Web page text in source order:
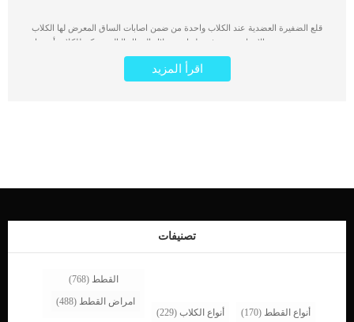
قلع الضفيرة العضدية عند الكلاب واحدة من ضمن اصابات الساق المعرض لها الكلاب
نتيجة مجموعة من الاسباب سنتعرف عليها من خلال المقال التالى. يمكن للكلاب أن تواجه
مشكلة في الأطراف الأمامية (يشار إليها أحيانًا باسم قلع الضفيرة العضدية) يطلق على
هذه الاصابة هذا الاسم غالبا بين الاطباء والمختصين فى مجال الطب البيطرى, بينما بين
مالكى الكلاب والاشخاص العاديين فغالبا ما يطلق عليها اصابات الساق الامامية. يمكن ان
اقرأ المزيد
تصنيفات
أنواع القطط (170) أنواع الكلاب (229)
القطط (768)
امراض القطط (488)